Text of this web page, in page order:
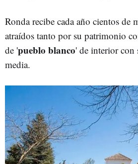
Ronda recibe cada año cientos de
atraídos tanto por su patrimonio
de 'pueblo blanco' de interior con
media.